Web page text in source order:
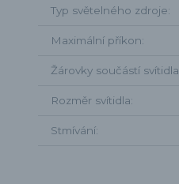
Typ světelného zdroje
Maximální příkon
Žárovky součástí svítidla
Rozměr svítidla
Stmívání